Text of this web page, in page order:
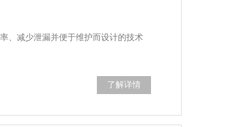
、减少泄漏并便于维护而设计的技术
了解详情